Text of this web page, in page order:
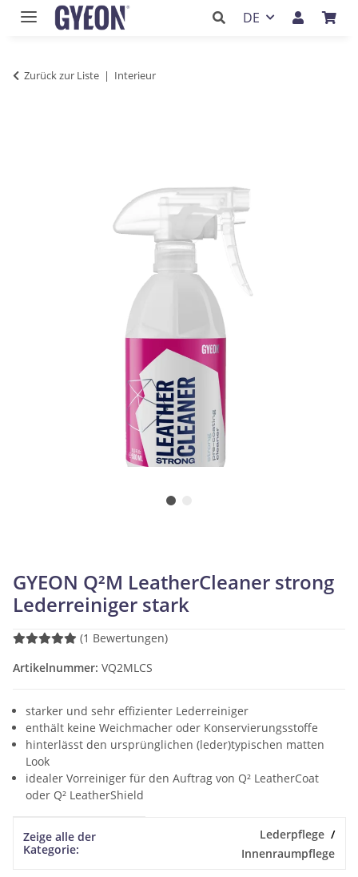
DE
Zurück zur Liste Interieur
GYEON Q²M LeatherCleaner strong
Lederreiniger stark
(1 Bewertungen)
Artikelnummer: VQ2MLCS
starker und sehr effizienter Lederreiniger
enthält keine Weichmacher oder Konservierungsstoffe
hinterlässt den ursprünglichen (leder)typischen matten
Look
idealer Vorreiniger für den Auftrag von Q² LeatherCoat
oder Q² LeatherShield
Produkteigenschaft
Wert
Zeige alle der
Kategorie:
Lederpflege
Innenraumpflege